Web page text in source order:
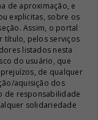
de aproximação, e
explicitas, sobre os
Assim, o portal
título, pelos serviços
listados nesta
do usuário, que
de qualquer
aquisição dos
de responsabilidade
solidariedade